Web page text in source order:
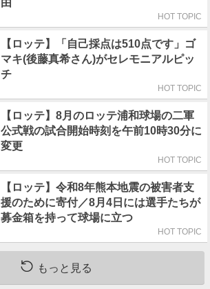
由
HOT TOPIC
【ロッテ】「自己採点は510点です」ゴ
マキ(後藤真希さん)がセレモニアルピッ
チ
HOT TOPIC
【ロッテ】8月のロッテ浦和球場の二軍
公式戦の試合開始時刻を午前10時30分に
変更
HOT TOPIC
【ロッテ】令和8年熊本地震の被害者支
援のために寄付／8月4日には選手たちが
募金箱を持って球場に立つ
HOT TOPIC
もっと見る